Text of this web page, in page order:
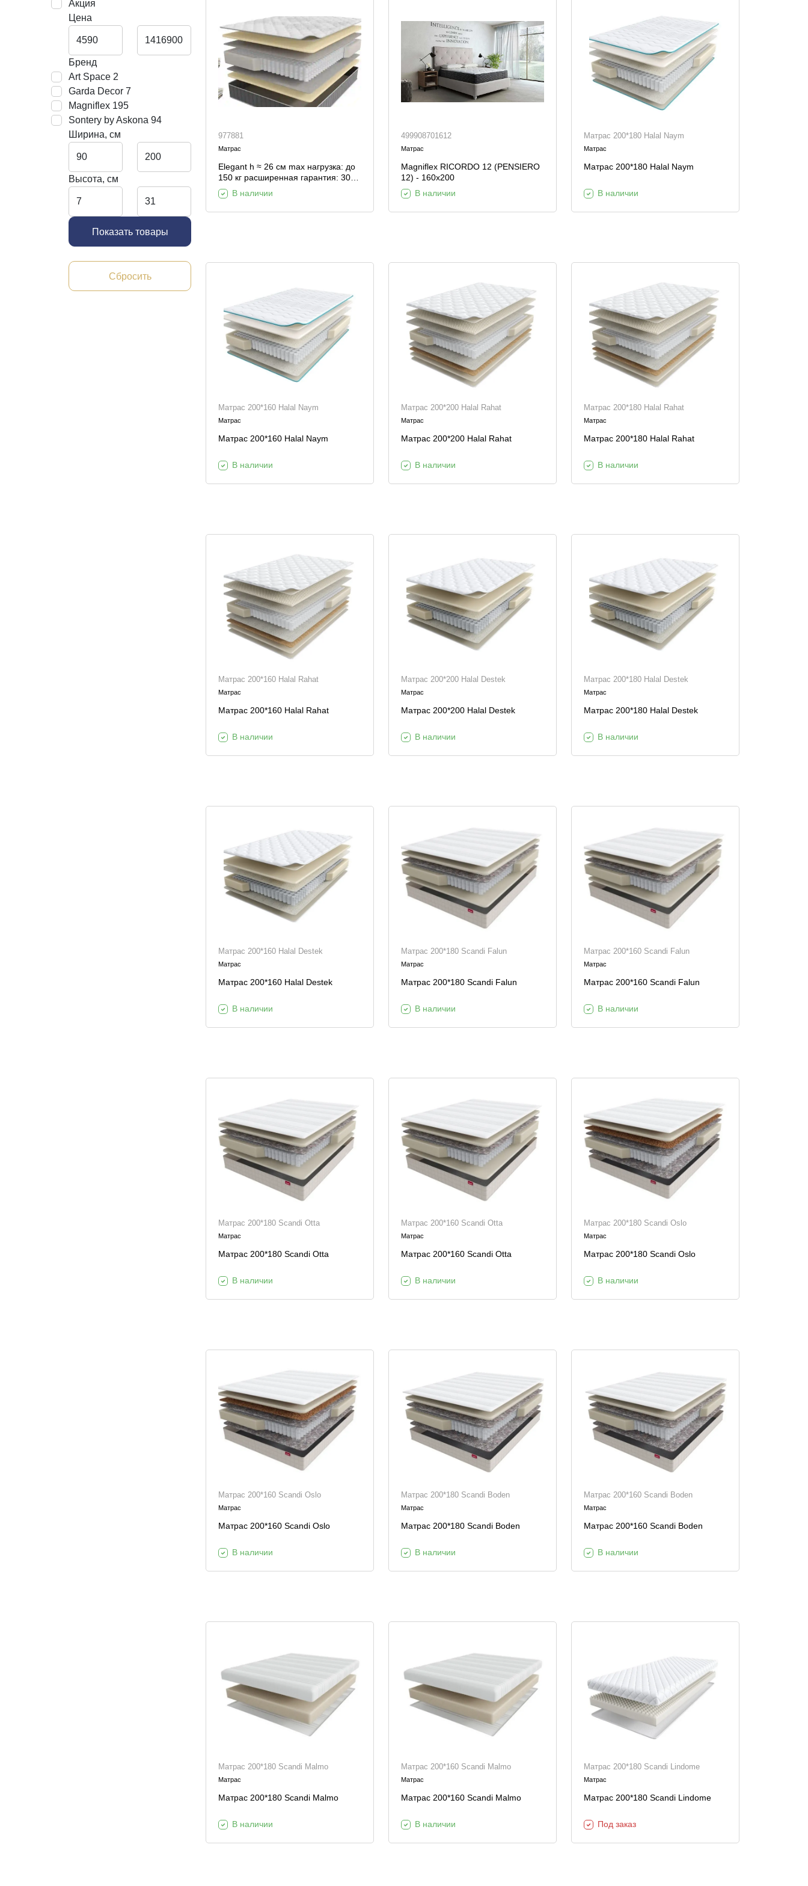
Текстиль
Ковры
Зеркала
Шкуры и меховые
изделия
Комоды
Консоли
Консоли
Зеркальные
консоли
Шкафы и
стеллажи
Витрины
Шкафы
Мебель для
гостиной
Мебель для
прихожей
Акция
Цена
Бренд
Art Space 2
Garda Decor 7
Magniflex 195
Sontery by Askona 94
Ширина, см
Высота, см
Показать товары
Сбросить
977881
Матрас
Elegant h ≈ 26 см max нагрузка: до
150 кг расширенная гарантия: 30
лет жесткость: средняя тип
матраса: односторонний
В наличии
499908701612
Матрас
Magniflex RICORDO 12 (PENSIERO
12) - 160x200
В наличии
Матрас 200*180 Halal Naym
Матрас
Матрас 200*180 Halal Naym
В наличии
Матрас 200*160 Halal Naym
Матрас
Матрас 200*160 Halal Naym
В наличии
Матрас 200*200 Halal Rahat
Матрас
Матрас 200*200 Halal Rahat
В наличии
Матрас 200*180 Halal Rahat
Матрас
Матрас 200*180 Halal Rahat
В наличии
Матрас 200*160 Halal Rahat
Матрас
Матрас 200*160 Halal Rahat
В наличии
Матрас 200*200 Halal Destek
Матрас
Матрас 200*200 Halal Destek
В наличии
Матрас 200*180 Halal Destek
Матрас
Матрас 200*180 Halal Destek
В наличии
Матрас 200*160 Halal Destek
Матрас
Матрас 200*160 Halal Destek
В наличии
Матрас 200*180 Scandi Falun
Матрас
Матрас 200*180 Scandi Falun
В наличии
Матрас 200*160 Scandi Falun
Матрас
Матрас 200*160 Scandi Falun
В наличии
Матрас 200*180 Scandi Otta
Матрас
Матрас 200*180 Scandi Otta
В наличии
Матрас 200*160 Scandi Otta
Матрас
Матрас 200*160 Scandi Otta
В наличии
Матрас 200*180 Scandi Oslo
Матрас
Матрас 200*180 Scandi Oslo
В наличии
Матрас 200*160 Scandi Oslo
Матрас
Матрас 200*160 Scandi Oslo
В наличии
Матрас 200*180 Scandi Boden
Матрас
Матрас 200*180 Scandi Boden
В наличии
Матрас 200*160 Scandi Boden
Матрас
Матрас 200*160 Scandi Boden
В наличии
Матрас 200*180 Scandi Malmo
Матрас
Матрас 200*180 Scandi Malmo
В наличии
Матрас 200*160 Scandi Malmo
Матрас
Матрас 200*160 Scandi Malmo
В наличии
Матрас 200*180 Scandi Lindome
Матрас
Матрас 200*180 Scandi Lindome
Под заказ